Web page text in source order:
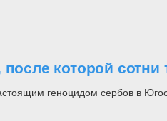
которой
геноцидом сербов в